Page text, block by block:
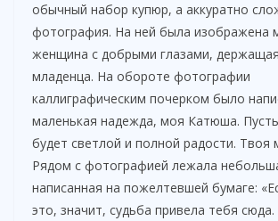
обычный набор купюр, а аккуратно
фотография. На ней была изображена
женщина с добрыми глазами,
младенца. На обороте фотографии
каллиграфическим почерком было
маленькая надежда, моя Катюша.
будет светлой и полной радости. Твоя
Рядом с фотографией лежала
написанная на пожелтевшей бумаге:
это, значит, судьба привела тебя